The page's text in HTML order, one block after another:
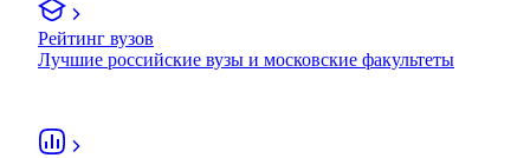
Рейтинг вузов
Лучшие российские вузы и московские факультеты